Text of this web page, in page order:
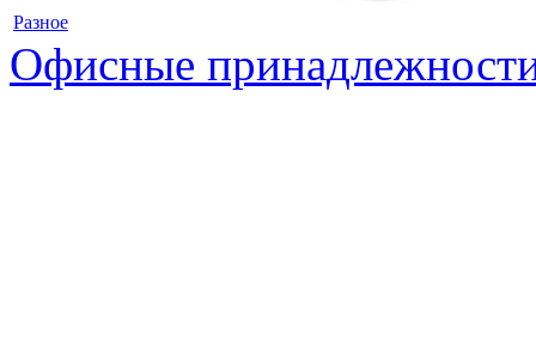
Разное
Офисные